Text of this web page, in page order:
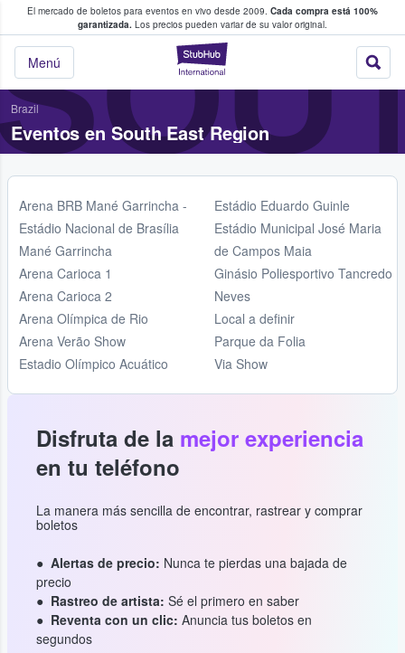
El mercado de boletos para eventos en vivo desde 2009. Cada compra está 100%
garantizada. Los precios pueden variar de su valor original.
StubHub: donde
Menú
fans compran y venden boletos
Brazil
Eventos en South East Region
Arena BRB Mané Garrincha -
Estádio Nacional de Brasília
Mané Garrincha
Arena Carioca 1
Arena Carioca 2
Arena Olímpica de Rio
Arena Verão Show
Estadio Olímpico Acuático
Estádio Eduardo Guinle
Estádio Municipal José Maria
de Campos Maia
Ginásio Poliesportivo Tancredo
Neves
Local a definir
Parque da Folia
Via Show
Disfruta de la mejor experiencia
en tu teléfono
La manera más sencilla de encontrar, rastrear y comprar
boletos
Alertas de precio: Nunca te pierdas una bajada de
precio
Rastreo de artista: Sé el primero en saber
Reventa con un clic: Anuncia tus boletos en
segundos